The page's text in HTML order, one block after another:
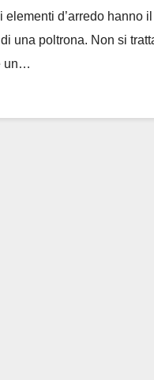
d’arredo hanno il
una poltrona. Non si
un…